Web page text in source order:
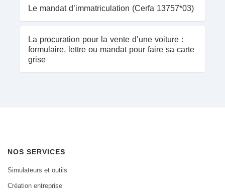
Le mandat d’immatriculation (Cerfa 13757*03)
La procuration pour la vente d’une voiture :
formulaire, lettre ou mandat pour faire sa carte
grise
NOS SERVICES
Simulateurs et outils
Création entreprise